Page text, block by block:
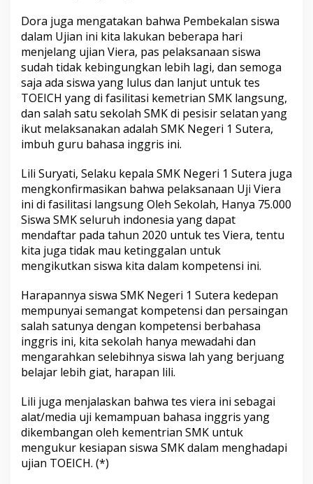
I
n
g
g
r
i
s
Dora juga mengatakan bahwa Pembekalan siswa
dalam Ujian ini kita lakukan beberapa hari
menjelang ujian Viera, pas pelaksanaan siswa
sudah tidak kebingungkan lebih lagi, dan semoga
saja ada siswa yang lulus dan lanjut untuk tes
TOEICH yang di fasilitasi kemetrian SMK langsung,
dan salah satu sekolah SMK di pesisir selatan yang
ikut melaksanakan adalah SMK Negeri 1 Sutera,
imbuh guru bahasa inggris ini.
Lili Suryati, Selaku kepala SMK Negeri 1 Sutera juga
mengkonfirmasikan bahwa pelaksanaan Uji Viera
ini di fasilitasi langsung Oleh Sekolah, Hanya 75.000
Siswa SMK seluruh indonesia yang dapat
mendaftar pada tahun 2020 untuk tes Viera, tentu
kita juga tidak mau ketinggalan untuk
mengikutkan siswa kita dalam kompetensi ini.
Harapannya siswa SMK Negeri 1 Sutera kedepan
mempunyai semangat kompetensi dan persaingan
salah satunya dengan kompetensi berbahasa
inggris ini, kita sekolah hanya mewadahi dan
mengarahkan selebihnya siswa lah yang berjuang
belajar lebih giat, harapan lili.
Lili juga menjalaskan bahwa tes viera ini sebagai
alat/media uji kemampuan bahasa inggris yang
dikembangan oleh kementrian SMK untuk
mengukur kesiapan siswa SMK dalam menghadapi
ujian TOEICH. (*)